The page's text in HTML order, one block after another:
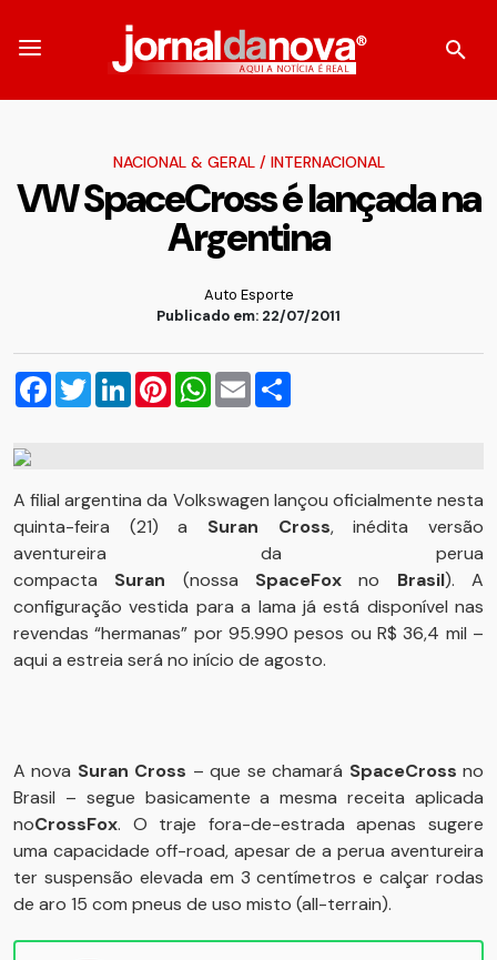
NACIONAL & GERAL/ INTERNACIONAL
VW SpaceCross é lançada na
Argentina
Auto Esporte
Publicado em: 22/07/2011
Facebook
TwitterLinkedInPinterestWhatsApp
Email
A filial argentina da Volkswagen lançou oficialmente nesta
quinta-feira (21) a Suran Cross, inédita versão
aventureira da perua
compacta Suran (nossa SpaceFox no Brasil). A
configuração vestida para a lama já está disponível nas
revendas “hermanas” por 95.990 pesos ou R$ 36,4 mil –
aqui a estreia será no início de agosto.
A nova Suran Cross – que se chamará SpaceCross no
Brasil – segue basicamente a mesma receita aplicada
noCrossFox. O traje fora-de-estrada apenas sugere
uma capacidade off-road, apesar de a perua aventureira
ter suspensão elevada em 3 centímetros e calçar rodas
de aro 15 com pneus de uso misto (all-terrain).